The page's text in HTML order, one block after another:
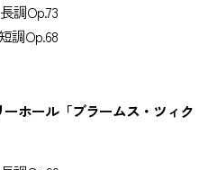
調Op.73
調Op.68
ーホール「ブラームス・ツィク